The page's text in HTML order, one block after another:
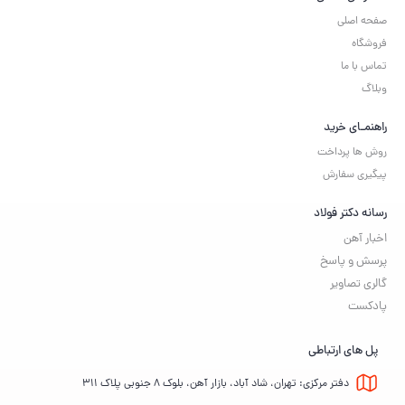
صفحه اصلی
فروشگاه
تماس با ما
وبلاگ
راهنمـای خرید
روش ها پرداخت
پیگیری سفارش
رسانه دکتر فولاد
اخبار آهن
پرسش و پاسخ
گالری تصاویر
پادکست
پل های ارتباطی
دفتر مرکزی: تهران، شاد آباد، بازار آهن، بلوک ۸ جنوبی پلاک ۳۱۱